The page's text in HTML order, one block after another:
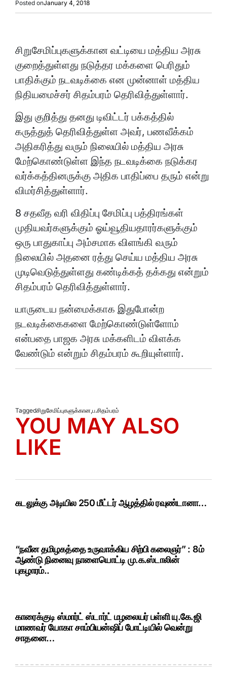
Posted onJanuary 4, 2018
சிறுசேமிப்புகளுக்கான வட்டியை மத்திய அரசு
குறைத்துள்ளது நடுத்தர மக்களை பெரிதும்
பாதிக்கும் நடவடிக்கை என முன்னாள் மத்திய
நிதியமைச்சர் சிதம்பரம் தெரிவித்துள்ளார்.
இது குறித்து தனது டிவிட்டர் பக்கத்தில்
கருத்துத் தெரிவித்துள்ள அவர், பணவீக்கம்
அதிகரித்து வரும் நிலையில் மத்திய அரசு
மேற்கொண்டுள்ள இந்த நடவடிக்கை நடுக்கர
வர்க்கத்தினருக்கு அதிக பாதிப்பை தரும் என்று
விமர்சித்துள்ளார்.
8 சதவீத வரி விதிப்பு சேமிப்பு பத்திரங்கள்
முதியவர்களுக்கும் ஓய்வூதியதாரர்களுக்கும்
ஒரு பாதுகாப்பு அம்சமாக விளங்கி வரும்
நிலையில் அதனை ரத்து செய்ய மத்திய அரசு
முடிவெடுத்துள்ளது கண்டிக்கத் தக்கது என்றும்
சிதம்பரம் தெரிவித்துள்ளார்.
யாருடைய நன்மைக்காக இதுபோன்ற
நடவடிக்கைகளை மேற்கொண்டுள்ளோம்
என்பதை பாஜக அரசு மக்களிடம் விளக்க
வேண்டும் என்றும் சிதம்பரம் கூறியுள்ளார்.
Taggedசிறுசேமிப்புகளுக்கான ப.சிதம்பரம்
YOU MAY ALSO
LIKE
கடலுக்கு அடியில 250 மீட்டர் ஆழத்தில் ரவுண்டானா…
“நவீன தமிழகத்தை உருவாக்கிய சிற்பி கலைஞர்” : 8ம்
ஆண்டு நினைவு நாளையொட்டி மு.க.ஸ்டாலின்
புகழாரம்..
காரைக்குடி ஸ்மார்ட் ஸ்டார்ட் மழலையர் பள்ளி யு.கே.ஜி
மாணவர் யோகா சாம்பியன்ஷிப் போட்டியில் வென்று
சாதனை…